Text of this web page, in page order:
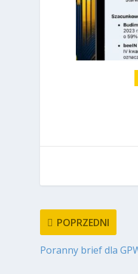
POPRZEDNI
Poranny brief dla